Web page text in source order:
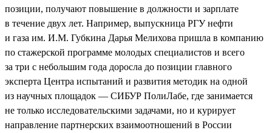
позиции, получают повышение в должности и зарплате
в течение двух лет. Например, выпускница РГУ нефти
и газа им. И.М. Губкина Дарья Мелихова пришла в компанию
по стажерской программе молодых специалистов и всего
за три с небольшим года доросла до позиции главного
эксперта Центра испытаний и развития методик на одной
из научных площадок — СИБУР ПолиЛабе, где занимается
не только исследовательскими задачами, но и курирует
направление партнерских взаимоотношений в России